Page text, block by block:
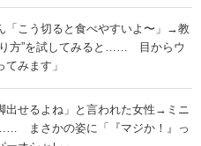
「こう切ると食べやすいよ〜」→教
り方”を試してみると…… 目からウ
みます」
出せるよね」と言われた女性→ミニ
まさかの姿に「『マジか！』っ